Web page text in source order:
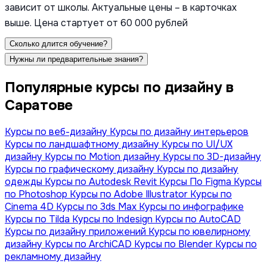
зависит от школы. Актуальные цены – в карточках
выше. Цена стартует от 60 000 рублей
Сколько длится обучение?
Нужны ли предварительные знания?
Популярные курсы по дизайну в
Саратове
Курсы по веб-дизайну Курсы по дизайну интерьеров
Курсы по ландшафтному дизайну Курсы по UI/UX
дизайну Курсы по Motion дизайну Курсы по 3D-дизайну
Курсы по графическому дизайну Курсы по дизайну
одежды Курсы по Autodesk Revit Курсы По Figma Курсы
по Photoshop Курсы по Adobe Illustrator Курсы по
Сinema 4D Курсы по 3ds Max Курсы по инфографике
Курсы по Tilda Курсы по Indesign Курсы по AutoCAD
Курсы по дизайну приложений Курсы по ювелирному
дизайну Курсы по ArchiCAD Курсы по Blender Курсы по
рекламному дизайну